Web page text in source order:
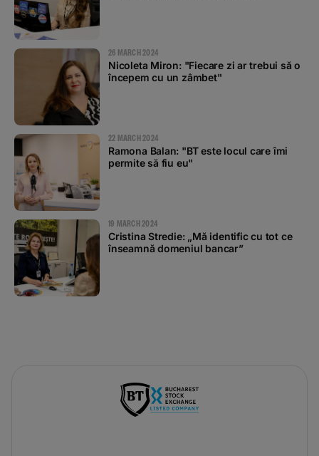
26 MARCH 2024
Nicoleta Miron: "Fiecare zi ar trebui să o
începem cu un zâmbet"
22 MARCH 2024
Ramona Balan: "BT este locul care îmi
permite să fiu eu"
19 MARCH 2024
Cristina Stredie: „Mă identific cu tot ce
înseamnă domeniul bancar”